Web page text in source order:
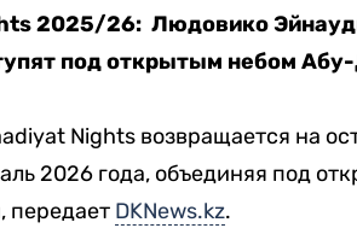
2025/26: Людовико
под открытым небом
Nights возвращается на
2026 года, объединяя под
передает DKNews.kz.